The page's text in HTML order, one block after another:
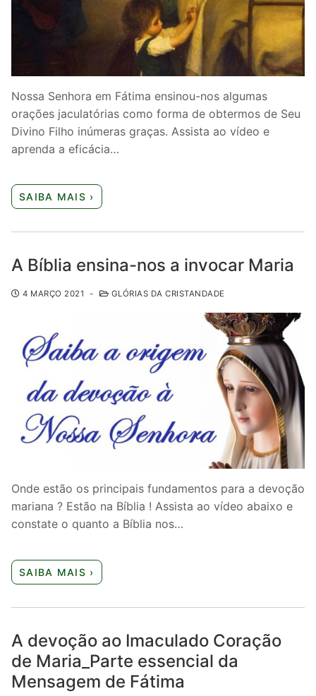
Quem somos nós
Nossa Senhora em Fátima ensinou-nos algumas
orações jaculatórias como forma de obtermos de Seu
Divino Filho inúmeras graças. Assista ao vídeo e
aprenda a eficácia…
SAIBA MAIS ›
A Bíblia ensina-nos a invocar Maria
4 MARÇO 2021 - GLÓRIAS DA CRISTANDADE
Onde estão os principais fundamentos para a devoção
mariana ? Estão na Bíblia ! Assista ao vídeo abaixo e
constate o quanto a Bíblia nos…
SAIBA MAIS ›
A devoção ao Imaculado Coração
de Maria_Parte essencial da
Mensagem de Fátima